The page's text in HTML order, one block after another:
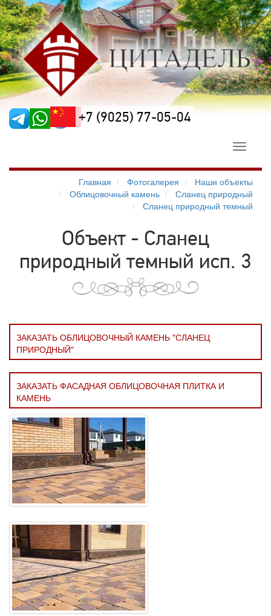
+7 (9025) 77-05-04
Toggle
Главная
Фотогалерея
Наши объекты
Облицовочный камень
Сланец природный
Сланец природный темный
Объект - Сланец
природный темный исп. 3
ЗАКАЗАТЬ ОБЛИЦОВОЧНЫЙ КАМЕНЬ "СЛАНЕЦ
ПРИРОДНЫЙ"
ЗАКАЗАТЬ ФАСАДНАЯ ОБЛИЦОВОЧНАЯ ПЛИТКА И
КАМЕНЬ